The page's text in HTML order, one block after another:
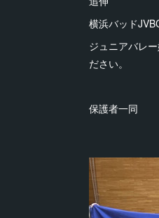
横浜バッド
ジュニアバレ
ださい。
保護者一同